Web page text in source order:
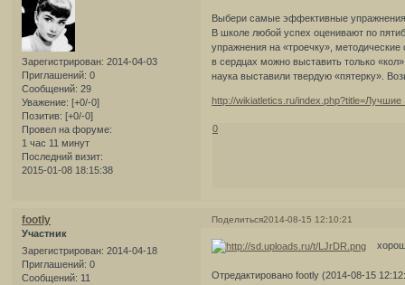
Зарегистрирован: 2014-04-03
Приглашений: 0
Сообщений: 29
Уважение: [+0/-0]
Позитив: [+0/-0]
Провел на форуме:
1 час 11 минут
Последний визит:
2015-01-08 18:15:38
Выбери самые эффективные
В школе любой успех оценивают по
упражнения на «троечку»,
в сердцах можно выставить только
наука выставили твердую «пятерку».
http://wikiatletics.ru/
0
Поделиться2014-08-15 12:10:21
footly
Участник
Зарегистрирован: 2014-04-18
Приглашений: 0
Сообщений: 11
Отредактировано footly (2014-08-15